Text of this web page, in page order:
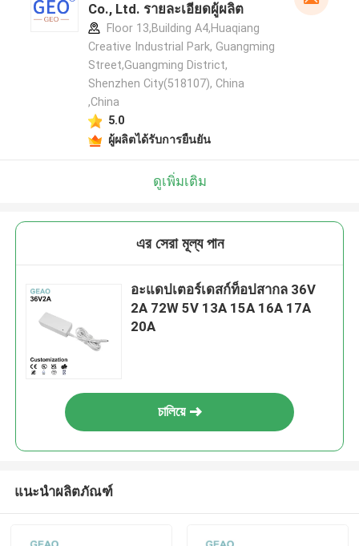
Co., Ltd. รายละเอียดผู้ผลิต
Floor 13,Building A4,Huaqiang
Creative Industrial Park, Guangming
Street,Guangming District,
Shenzhen City(518107), China
,China
5.0
ผู้ผลิตได้รับการยืนยัน
ดูเพิ่มเติม
এর সেরা মূল্য পান
อะแดปเตอร์เดสก์ท็อปสากล 36V
2A 72W 5V 13A 15A 16A 17A
20A
চালিয়ে
แนะนำผลิตภัณฑ์